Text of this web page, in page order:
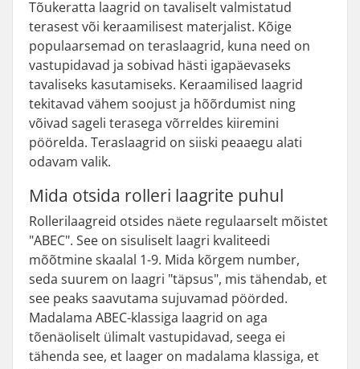
Tõukeratta laagrid on tavaliselt valmistatud
terasest või keraamilisest materjalist. Kõige
populaarsemad on teraslaagrid, kuna need on
vastupidavad ja sobivad hästi igapäevaseks
tavaliseks kasutamiseks. Keraamilised laagrid
tekitavad vähem soojust ja hõõrdumist ning
võivad sageli terasega võrreldes kiiremini
pöörelda. Teraslaagrid on siiski peaaegu alati
odavam valik.
Mida otsida rolleri laagrite puhul
Rollerilaagreid otsides näete regulaarselt mõistet
"ABEC". See on sisuliselt laagri kvaliteedi
mõõtmine skaalal 1-9. Mida kõrgem number,
seda suurem on laagri "täpsus", mis tähendab, et
see peaks saavutama sujuvamad pöörded.
Madalama ABEC-klassiga laagrid on aga
tõenäoliselt ülimalt vastupidavad, seega ei
tähenda see, et laager on madalama klassiga, et